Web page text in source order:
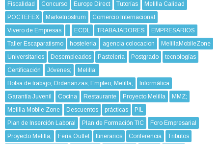
Fiscalidad Concurso Europe Direct Tutorías
Melilla Calidad
POCTEFEX
Marketnostrum
Comercio Internacional
Vivero de Empresas
ECDL TRABAJADORES
EMPRESARIOS
Taller Escaparatismo
hosteleria agencia colocacion
MelillaMobileZone
Universitarios
Desempleados Pastelería Postgrado
tecnologías
Certificación
Jóvenes;
Melilla;
Bolsa de trabajo; Ordenanzas; Empleo; Melilla;
Informática
Garantía Juvenil
Cocina Restaurante Proyecto Melilla
MMZ;
Melilla Mobile Zone
Descuentos prácticas
PIL
Plan de Inserción Laboral
Plan de Formación TIC
Foro Empresarial
Proyecto Melilla;
Feria Outlet Itinerarios Conferencia
Tributos